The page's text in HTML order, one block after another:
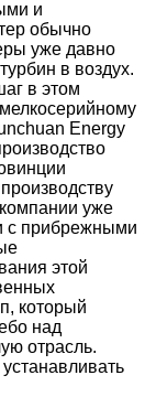
и
обычно
уже давно
в воздух.
в этом
Energy
уже
с прибрежными
этой
который
над
отрасль.